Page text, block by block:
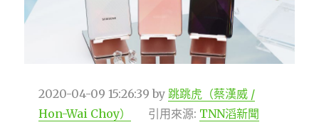
2020-04-09 15:26:39 by跳跳虎（蔡漢威 /
Hon-Wai Choy）
引用來源: TNN滔新聞